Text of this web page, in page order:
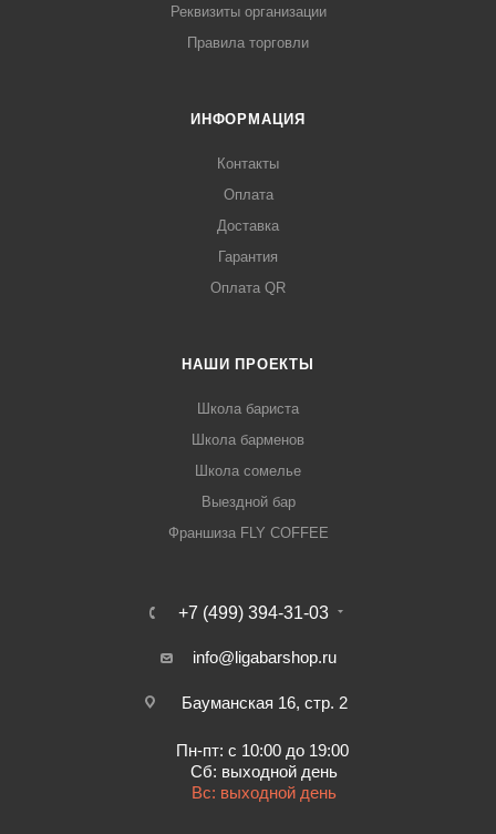
Реквизиты организации
Правила торговли
ИНФОРМАЦИЯ
Контакты
Оплата
Доставка
Гарантия
Оплата QR
НАШИ ПРОЕКТЫ
Школа бариста
Школа барменов
Школа сомелье
Выездной бар
Франшиза FLY COFFEE
+7 (499) 394-31-03
info@ligabarshop.ru
Бауманская 16, стр. 2
Пн-пт: с 10:00 до 19:00
Сб: выходной день
Вс: выходной день